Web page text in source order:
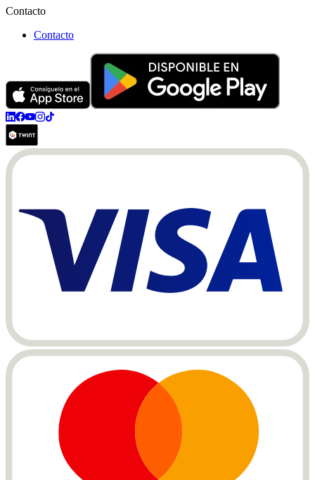
Contacto
Contacto